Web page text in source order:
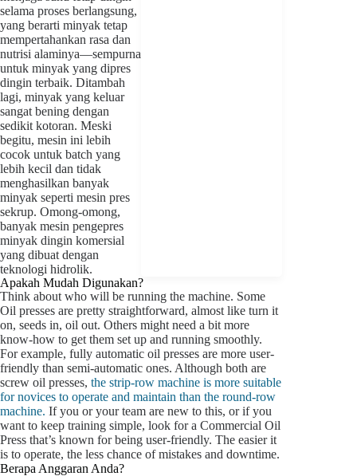
selama proses berlangsung,
yang berarti minyak tetap
mempertahankan rasa dan
nutrisi alaminya—sempurna
untuk minyak yang dipres
dingin terbaik. Ditambah
lagi, minyak yang keluar
sangat bening dengan
sedikit kotoran. Meski
begitu, mesin ini lebih
cocok untuk batch yang
lebih kecil dan tidak
menghasilkan banyak
minyak seperti mesin pres
sekrup. Omong-omong,
banyak mesin pengepres
minyak dingin komersial
yang dibuat dengan
teknologi hidrolik.
Apakah Mudah Digunakan?
Think about who will be running the machine. Some
Oil presses are pretty straightforward, almost like turn it
on, seeds in, oil out. Others might need a bit more
know-how to get them set up and running smoothly.
For example, fully automatic oil presses are more user-
friendly than semi-automatic ones. Although both are
screw oil presses, the strip-row machine is more suitable
for novices to operate and maintain than the round-row
machine. If you or your team are new to this, or if you
want to keep training simple, look for a Commercial Oil
Press that’s known for being user-friendly. The easier it
is to operate, the less chance of mistakes and downtime.
Berapa Anggaran Anda?